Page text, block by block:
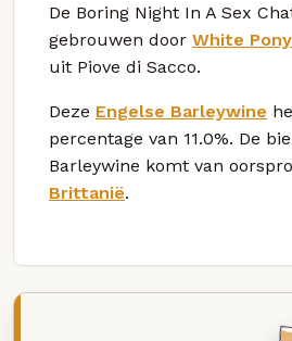
De Boring Night In A Sex
gebrouwen door White
uit Piove di Sacco.
Deze Engelse Barleywine
percentage van 11.0%. De
Barleywine komt van
Brittanië.